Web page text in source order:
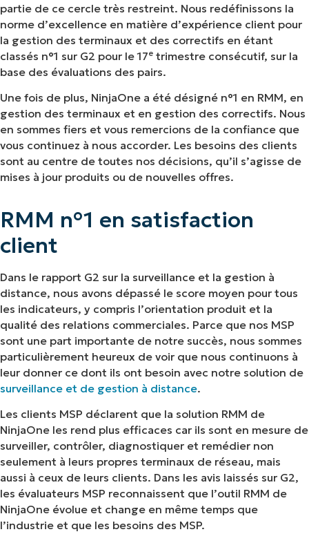
N°1 en gestion des correctifs pour le 5e
trimestre consécutif.
Des solutions polyvalentes
N°1 en satisfaction client
partie de ce cercle très restreint. Nous redéfinissons la
norme d’excellence en matière d’expérience client pour
la gestion des terminaux et des correctifs en étant
classés n°1 sur G2 pour le 17e trimestre consécutif, sur la
base des évaluations des pairs.
Une fois de plus, NinjaOne a été désigné n°1 en RMM, en
gestion des terminaux et en gestion des correctifs. Nous
en sommes fiers et vous remercions de la confiance que
vous continuez à nous accorder. Les besoins des clients
sont au centre de toutes nos décisions, qu’il s’agisse de
mises à jour produits ou de nouvelles offres.
RMM n°1 en satisfaction
client
Dans le rapport G2 sur la surveillance et la gestion à
distance, nous avons dépassé le score moyen pour tous
les indicateurs, y compris l’orientation produit et la
qualité des relations commerciales. Parce que nos MSP
sont une part importante de notre succès, nous sommes
particulièrement heureux de voir que nous continuons à
leur donner ce dont ils ont besoin avec notre solution de
surveillance et de gestion à distance.
Les clients MSP déclarent que la solution RMM de
NinjaOne les rend plus efficaces car ils sont en mesure de
surveiller, contrôler, diagnostiquer et remédier non
seulement à leurs propres terminaux de réseau, mais
aussi à ceux de leurs clients. Dans les avis laissés sur G2,
les évaluateurs MSP reconnaissent que l’outil RMM de
NinjaOne évolue et change en même temps que
l’industrie et que les besoins des MSP.